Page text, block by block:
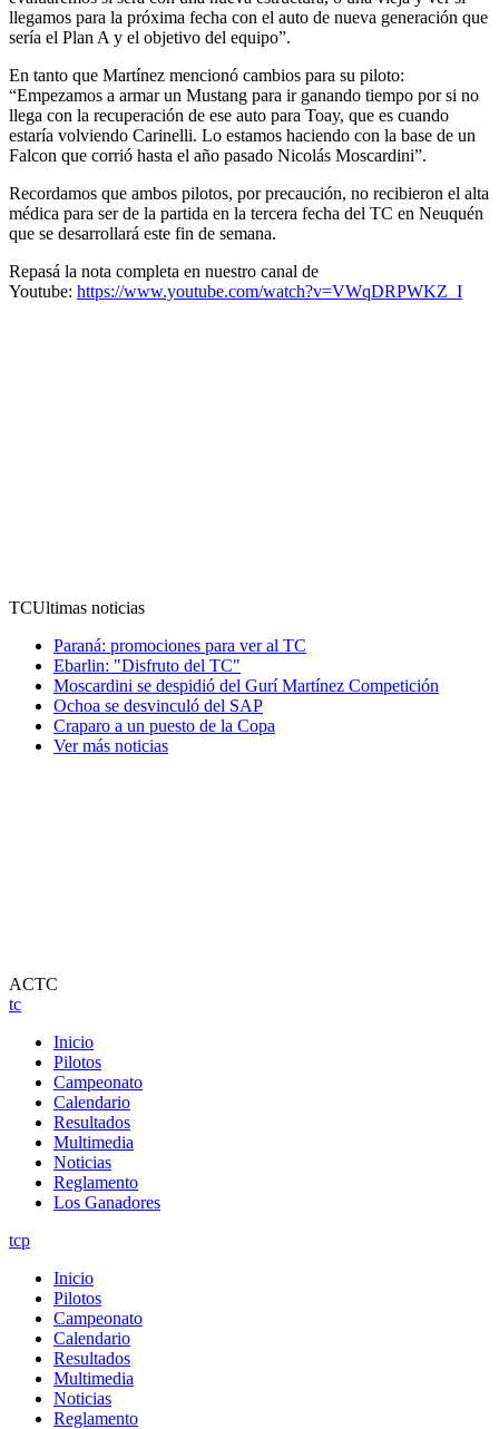
llegamos para la próxima fecha con el auto de nueva generación que
sería el Plan A y el objetivo del equipo”.
En tanto que Martínez mencionó cambios para su piloto:
“Empezamos a armar un Mustang para ir ganando tiempo por si no
llega con la recuperación de ese auto para Toay, que es cuando
estaría volviendo Carinelli. Lo estamos haciendo con la base de un
Falcon que corrió hasta el año pasado Nicolás Moscardini”.
Recordamos que ambos pilotos, por precaución, no recibieron el alta
médica para ser de la partida en la tercera fecha del TC en Neuquén
que se desarrollará este fin de semana.
Repasá la nota completa en nuestro canal de
Youtube: https://www.youtube.com/watch?v=VWqDRPWKZ_I
TCUltimas noticias
Paraná: promociones para ver al TC
Ebarlin: "Disfruto del TC"
Moscardini se despidió del Gurí Martínez Competición
Ochoa se desvinculó del SAP
Craparo a un puesto de la Copa
Ver más noticias
ACTC
tc
Inicio
Pilotos
Campeonato
Calendario
Resultados
Multimedia
Noticias
Reglamento
Los Ganadores
tcp
Inicio
Pilotos
Campeonato
Calendario
Resultados
Multimedia
Noticias
Reglamento